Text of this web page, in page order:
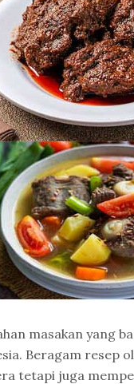
masakan yang
Beragam resep
tetapi juga